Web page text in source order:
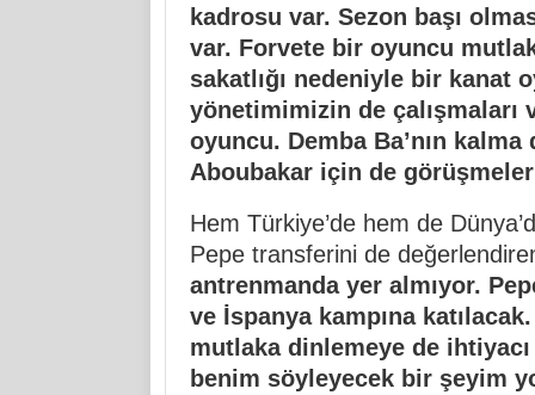
kadrosu var. Sezon başı
var. Forvete bir oyuncu
sakatlığı nedeniyle bir kanat
yönetimimizin de
oyuncu. Demba Ba’nın kalma
Aboubakar için de
Hem Türkiye’de hem de
Pepe transferini de
antrenmanda yer almıyor.
ve İspanya kampına
mutlaka dinlemeye de
benim söyleyecek bir şeyim